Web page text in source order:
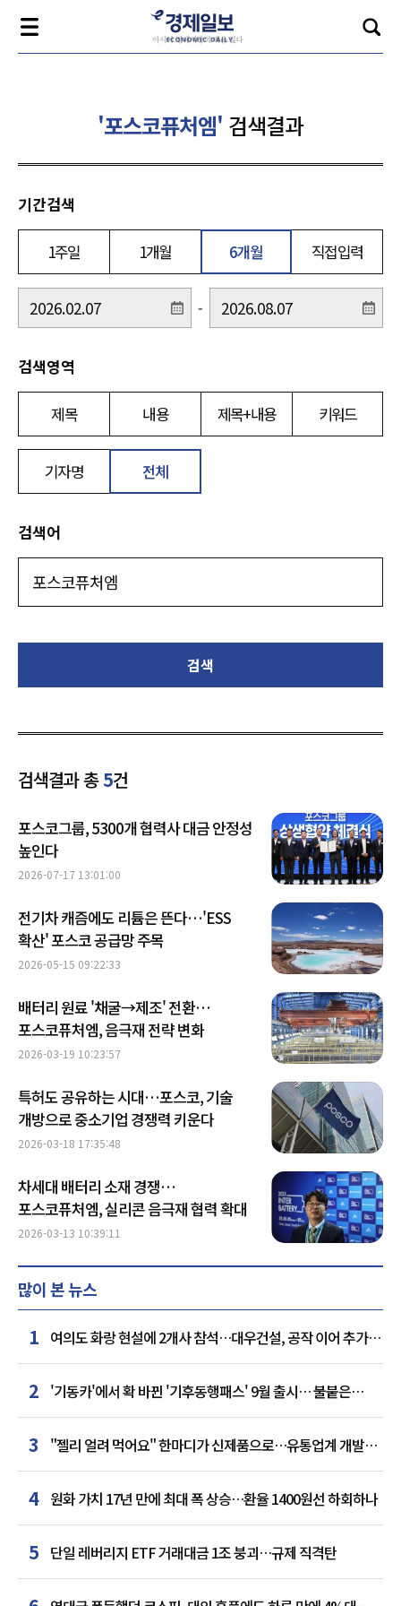
'포스코퓨처엠' 검색결과
기간검색
1주일 1개월 6개월 직접입력
-
검색영역
제목 내용 제목+내용 키워드
기자명 전체
검색어
검색
검색결과 총5건
포스코그룹, 5300개 협력사 대금 안정성
높인다
2026-07-17 13:01:00
전기차 캐즘에도 리튬은 뜬다…'ESS
확산' 포스코 공급망 주목
2026-05-15 09:22:33
배터리 원료 '채굴→제조' 전환…
포스코퓨처엠, 음극재 전략 변화
2026-03-19 10:23:57
특허도 공유하는 시대…포스코, 기술
개방으로 중소기업 경쟁력 키운다
2026-03-18 17:35:48
차세대 배터리 소재 경쟁…
포스코퓨처엠, 실리콘 음극재 협력 확대
2026-03-13 10:39:11
많이 본 뉴스
1 여의도 화랑 현설에 2개사 참석…대우건설, 공작 이어 추가
거점 확보하나
2 '기동카'에서 확 바뀐 '기후동행패스' 9월 출시… 불붙은
카드사 경쟁
3
"젤리 얼려 먹어요" 한마디가 신제품으로…유통업계 개발실
된 SNS
4 원화 가치 17년 만에 최대 폭 상승…환율 1400원선 하회하나
5 단일 레버리지 ETF 거래대금 1조 붕괴…규제 직격탄